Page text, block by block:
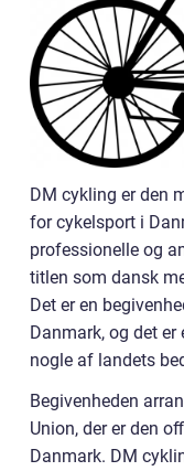
DM cykling er den
for cykelsport i
professionelle og
titlen som dansk
Det er en
Danmark, og det
nogle af landets
Begivenheden
Union, der er den
Danmark. DM